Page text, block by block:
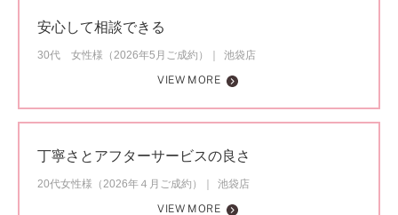
安心して相談できる
30代 女性様（2026年5月ご成約）
池袋店
VIEW MORE
丁寧さとアフターサービスの良さ
20代女性様（2026年４月ご成約）
池袋店
VIEW MORE